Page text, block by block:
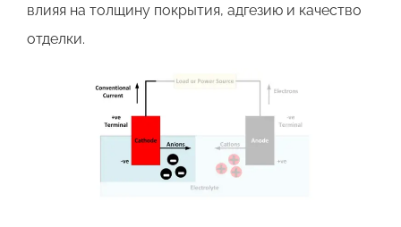
влияя на толщину покрытия, адгезию и качество
отделки.